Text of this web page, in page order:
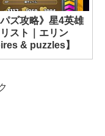
パズ攻略》星4英雄
スト｜エリン
& puzzles】